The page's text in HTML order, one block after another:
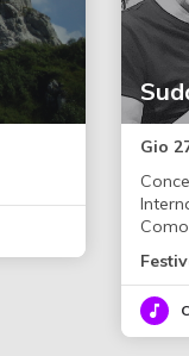
Gio
Como